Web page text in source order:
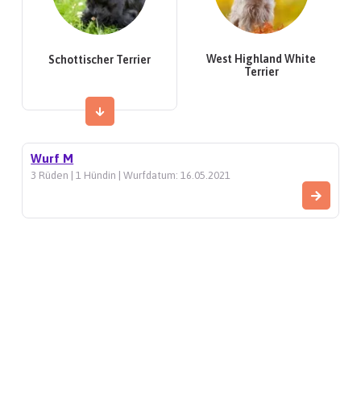
Schottischer Terrier
West Highland White
Terrier
Wurf M
3 Rüden | 1 Hündin | Wurfdatum: 16.05.2021